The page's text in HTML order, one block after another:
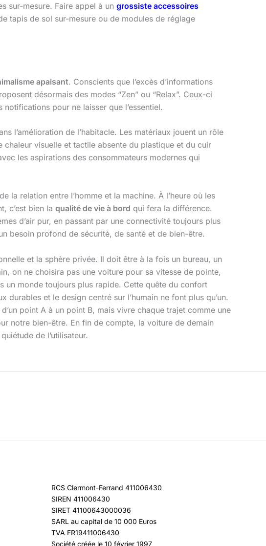
sur-mesure. Faire appel à un grossiste accessoires
tapis de sol sur-mesure ou de modules de réglage
apaisant. Conscients que l’excès d’informations
désormais des modes “Zen” ou “Relax”. Ceux-ci
pour ne laisser que l’essentiel.
l’amélioration de l’habitacle. Les matériaux jouent un rôle
visuelle et tactile absente du plastique et du cuir
les aspirations des consommateurs modernes qui
la relation entre l’homme et la machine. À l’heure où les
c’est bien la qualité de vie à bord qui fera la différence.
d’air pur, en passant par une connectivité toujours plus
besoin profond de sécurité, de santé et de bien-être.
et la sphère privée. Il doit être à la fois un bureau, un
on ne choisira pas une voiture pour sa vitesse de pointe,
un monde toujours plus rapide. Cette quête du confort
et le design centré sur l’humain ne font plus qu’un.
point A à un point B, mais vivre chaque trajet comme une
notre bien-être. En fin de compte, la voiture de demain
de l’utilisateur.
RCS Clermont-Ferrand 411006430
SIREN 411006430
SIRET 41100643000036
SARL au capital de 10 000 Euros
TVA FR19411006430
Société créée le 10 février 1997